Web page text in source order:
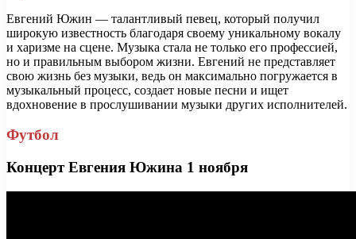
Евгений Южин — талантливый певец, который получил
широкую известность благодаря своему уникальному вокалу
и харизме на сцене. Музыка стала не только его профессией,
но и правильным выбором жизни. Евгений не представляет
свою жизнь без музыки, ведь он максимально погружается в
музыкальный процесс, создает новые песни и ищет
вдохновение в прослушивании музыки других исполнителей.
Футбол
Концерт Евгения Южина 1 ноября